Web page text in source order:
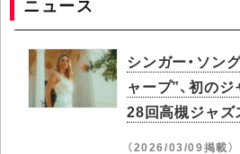
ニュース
シンガー・ソン
ャープ”、初の
28回高槻ジャ
（2026/03/09掲載）